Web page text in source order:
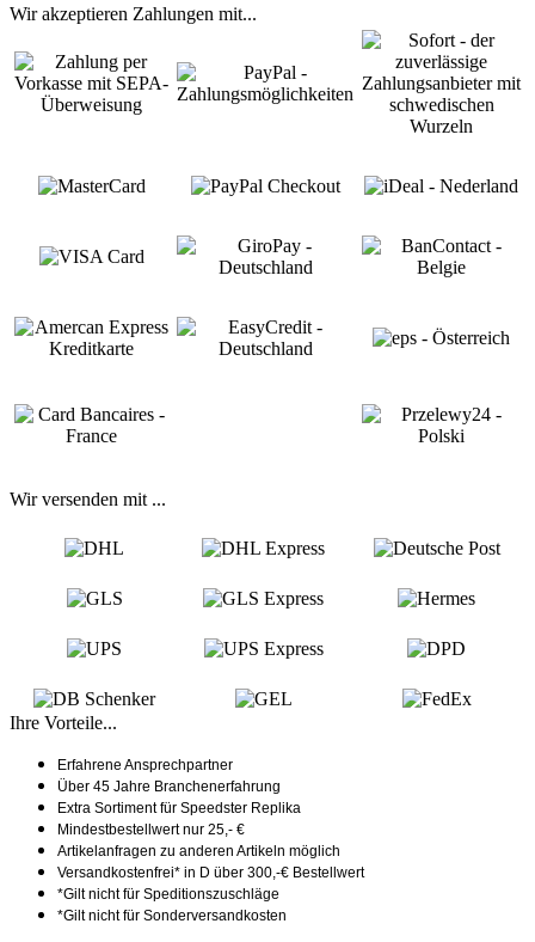
Wir akzeptieren Zahlungen mit...
Wir versenden mit ...
Ihre Vorteile...
Erfahrene Ansprechpartner
Über 45 Jahre Branchenerfahrung
Extra Sortiment für Speedster Replika
Mindestbestellwert nur 25,- €
Artikelanfragen zu anderen Artikeln möglich
Versandkostenfrei* in D über 300,-€ Bestellwert
*Gilt nicht für Speditionszuschläge
*Gilt nicht für Sonderversandkosten